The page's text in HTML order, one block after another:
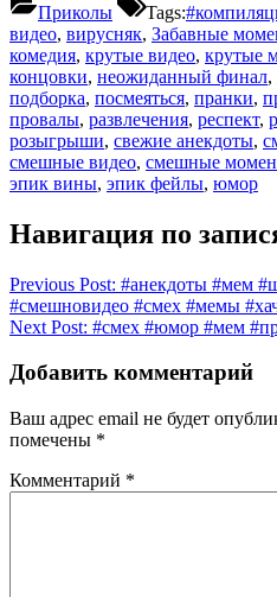
Приколы Tags:
видео, вирусняк, Забавные
комедия, крутые видео, крутые
концовки, неожиданный финал,
подборка, посмеяться, пранки,
провалы, развлечения, респект,
розыгрыши, свежие анекдоты,
смешные видео, смешные
эпик вины, эпик фейлы, юмор
Навигация по
Previous Post: #анекдоты #мем
#смешновидео #смех #мемы
Next Post: #смех #юмор #мем
Добавить комментарий
Ваш адрес email не будет
помечены *
Комментарий *